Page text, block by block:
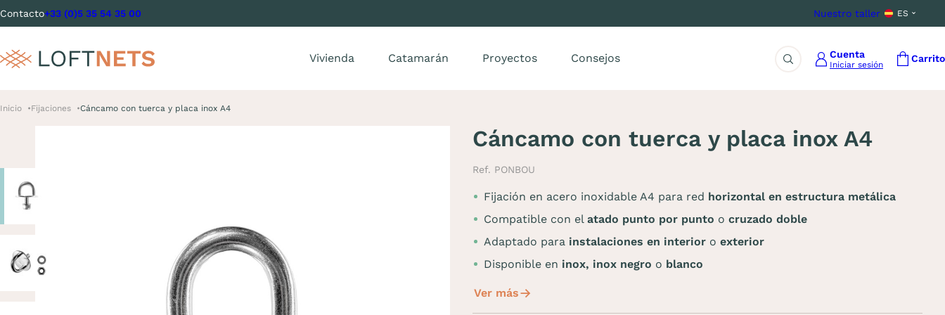
Contacto+33 (0)5 35 54 35 00 Nuestro taller ES
Vivienda Catamarán Proyectos Consejos
Buscar
Cuenta
Iniciar sesión
Carrito
Inicio Fijaciones Cáncamo con tuerca y placa inox A4
Cáncamo con tuerca y placa inox A4
Ref. PONBOU
Fijación en acero inoxidable A4 para red horizontal en estructura metálica
Compatible con el atado punto por punto o cruzado doble
Adaptado para instalaciones en interior o exterior
Disponible en inox, inox negro o blanco
Ver más